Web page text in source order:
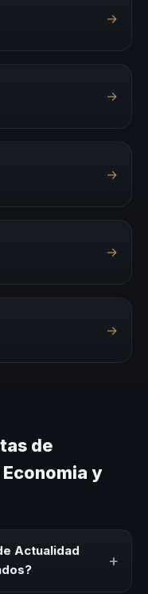
→
→
→
→
→
de
y
Actualidad
+